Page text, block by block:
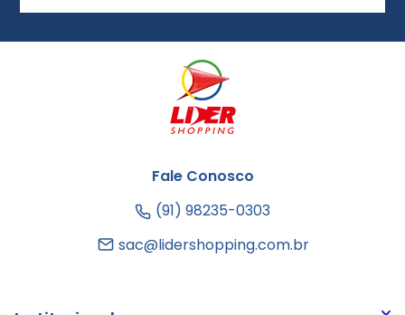
Fale Conosco
(91) 98235-0303
sac@lidershopping.com.br